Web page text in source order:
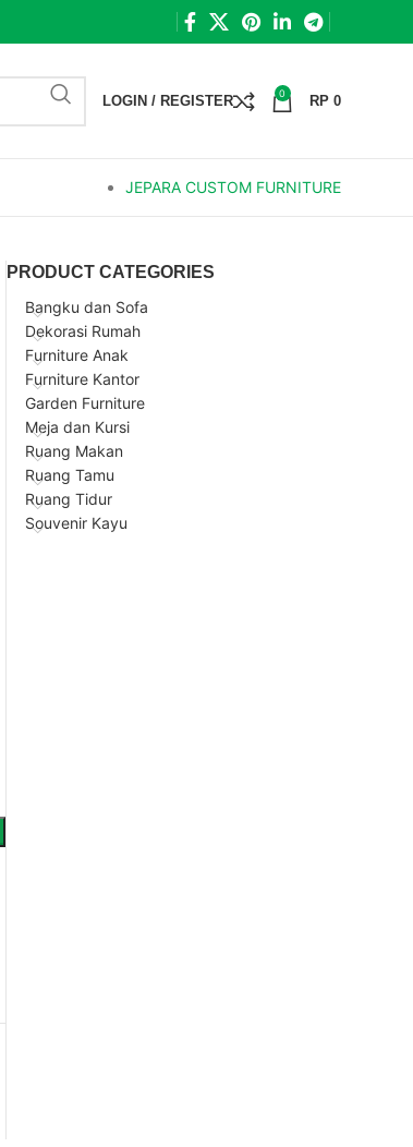
LOGIN / REGISTER 0 RP 0
JEPARA CUSTOM FURNITURE
PRODUCT CATEGORIES
Bangku dan Sofa
Dekorasi Rumah
Furniture Anak
Furniture Kantor
Garden Furniture
Meja dan Kursi
Ruang Makan
Ruang Tamu
Ruang Tidur
Souvenir Kayu